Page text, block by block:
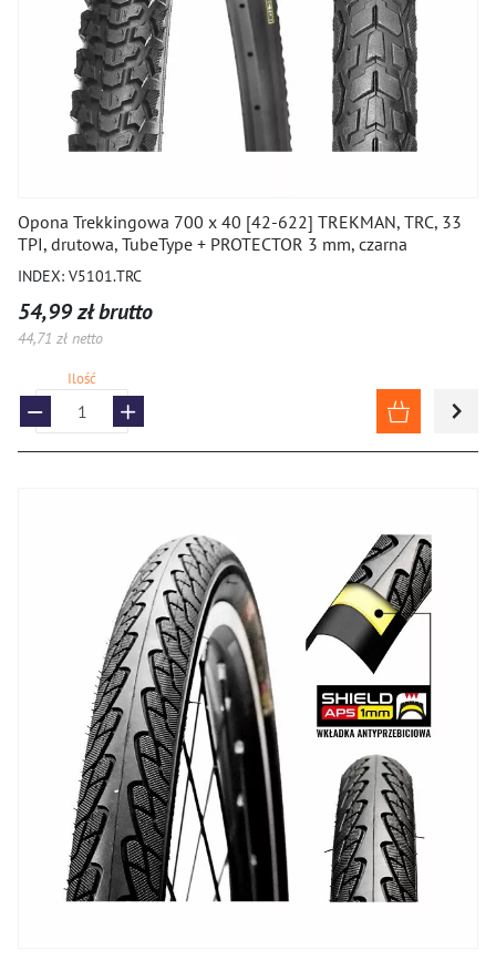
Opona Trekkingowa 700 x 40 [42-622] TREKMAN, TRC, 33
TPI, drutowa, TubeType + PROTECTOR 3 mm, czarna
INDEX: V5101.TRC
54,99 zł brutto
44,71 zł netto
Ilość